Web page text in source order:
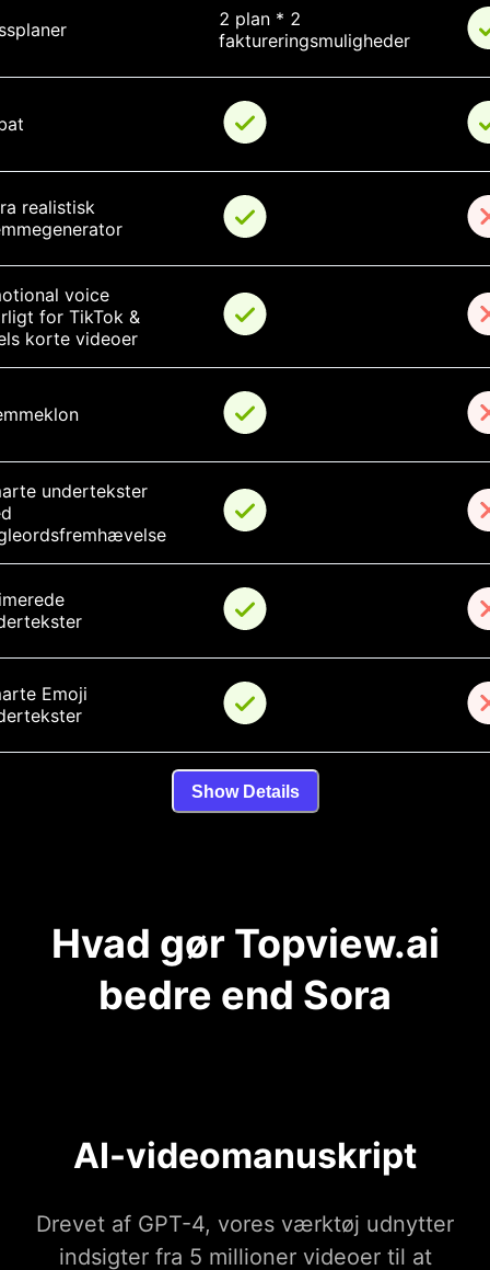
2 plan * 2
faktureringsmuligheder
realistisk
voice
for TikTok &
korte videoer
undertekster
Emoji
Show Details
Hvad gør Topview.ai
bedre end Sora
AI-videomanuskript
Drevet af GPT-4, vores værktøj udnytter
indsigter fra 5 millioner videoer til at